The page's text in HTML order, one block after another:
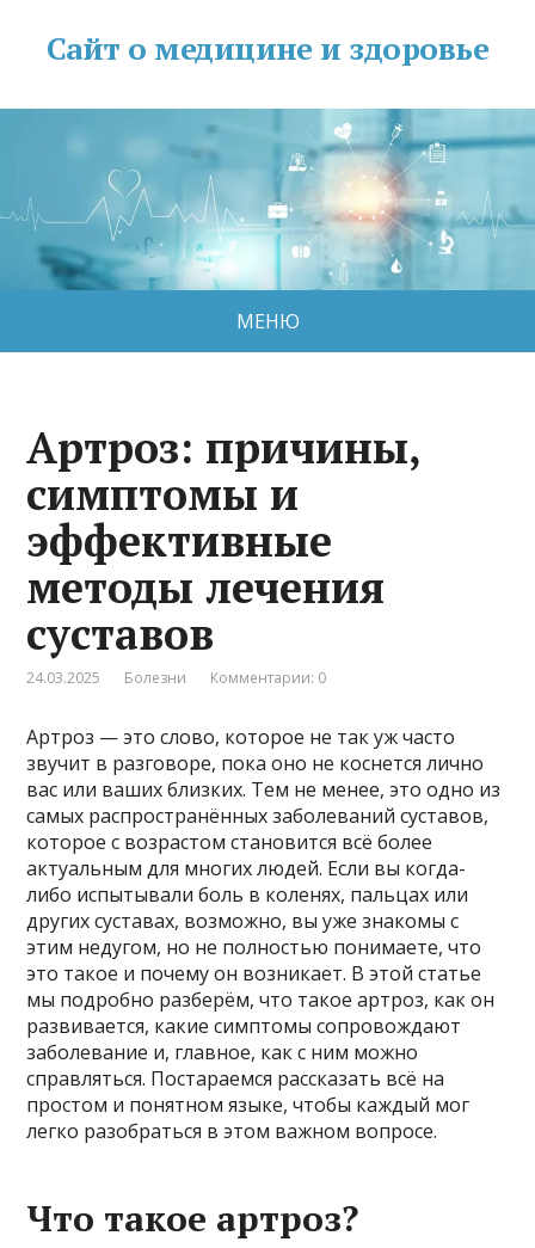
Сайт о медицине и здоровье
МЕНЮ
Артроз: причины,
симптомы и
эффективные
методы лечения
суставов
24.03.2025 Болезни Комментарии: 0
Артроз — это слово, которое не так уж часто
звучит в разговоре, пока оно не коснется лично
вас или ваших близких. Тем не менее, это одно из
самых распространённых заболеваний суставов,
которое с возрастом становится всё более
актуальным для многих людей. Если вы когда-
либо испытывали боль в коленях, пальцах или
других суставах, возможно, вы уже знакомы с
этим недугом, но не полностью понимаете, что
это такое и почему он возникает. В этой статье
мы подробно разберём, что такое артроз, как он
развивается, какие симптомы сопровождают
заболевание и, главное, как с ним можно
справляться. Постараемся рассказать всё на
простом и понятном языке, чтобы каждый мог
легко разобраться в этом важном вопросе.
Что такое артроз?